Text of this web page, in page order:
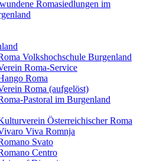
Romasiedlungen im
Volkshochschule Burgenland
Roma-Service
Roma
Roma (aufgelöst)
Pastoral im Burgenland
Österreichischer Roma
Viva Romnja
Svato
Centro